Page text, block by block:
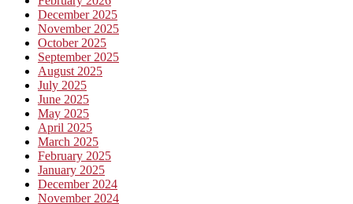
December 2025
November 2025
October 2025
September 2025
August 2025
July 2025
June 2025
May 2025
April 2025
March 2025
February 2025
January 2025
December 2024
November 2024